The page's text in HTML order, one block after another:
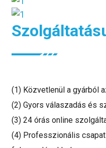
(1) Közvetlenül a gyárból
(2) Gyors válaszadás és
(3) 24 órás online
(4) Professzionális